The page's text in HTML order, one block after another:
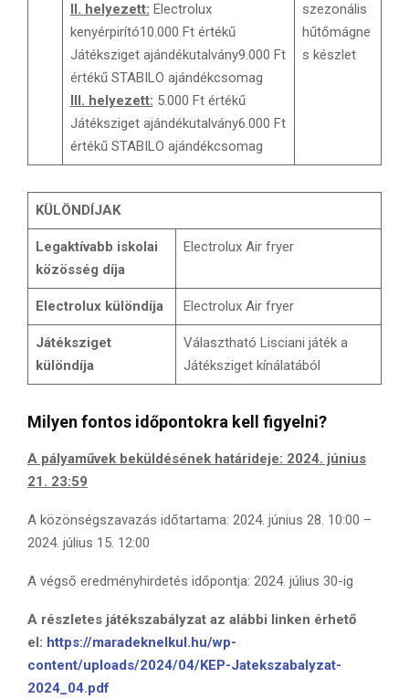
II. helyezett: Electrolux
kenyérpirító10.000 Ft értékű
Játéksziget ajándékutalvány9.000 Ft
értékű STABILO ajándékcsomag
III. helyezett: 5.000 Ft értékű
Játéksziget ajándékutalvány6.000 Ft
értékű STABILO ajándékcsomag
szezonális
hűtőmágne
s készlet
KÜLÖNDÍJAK
Legaktívabb iskolai
közösség díja
Electrolux Air fryer
Electrolux különdíja Electrolux Air fryer
Játéksziget
különdíja
Választható Lisciani játék a
Játéksziget kínálatából
Milyen fontos időpontokra kell figyelni?
A pályaművek beküldésének határideje: 2024. június
21. 23:59
A közönségszavazás időtartama: 2024. június 28. 10:00 –
2024. július 15. 12:00
A végső eredményhirdetés időpontja: 2024. július 30-ig
A részletes játékszabályzat az alábbi linken érhető
el: https://maradeknelkul.hu/wp-
content/uploads/2024/04/KEP-Jatekszabalyzat-
2024_04.pdf